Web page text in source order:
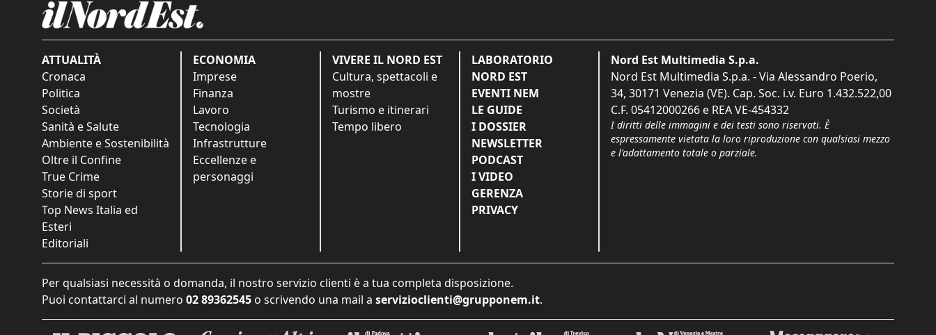
ATTUALITÀ
Cronaca
Politica
Società
Sanità e Salute
Ambiente e Sostenibilità
Oltre il Confine
True Crime
Storie di sport
Top News Italia ed
Esteri
Editoriali
ECONOMIA
Imprese
Finanza
Lavoro
Tecnologia
Infrastrutture
Eccellenze e
personaggi
VIVERE IL NORD EST
Cultura, spettacoli e
mostre
Turismo e itinerari
Tempo libero
LABORATORIO
NORD EST
EVENTI NEM
LE GUIDE
I DOSSIER
NEWSLETTER
PODCAST
I VIDEO
GERENZA
PRIVACY
Nord Est Multimedia S.p.a.
Nord Est Multimedia S.p.a. - Via Alessandro Poerio,
34, 30171 Venezia (VE). Cap. Soc. i.v. Euro 1.432.522,00
C.F. 05412000266 e REA VE-454332
I diritti delle immagini e dei testi sono riservati. È
espressamente vietata la loro riproduzione con qualsiasi mezzo
e l'adattamento totale o parziale.
Per qualsiasi necessità o domanda, il nostro servizio clienti è a tua completa disposizione.
Puoi contattarci al numero 02 89362545 o scrivendo una mail a servizioclienti@grupponem.it.